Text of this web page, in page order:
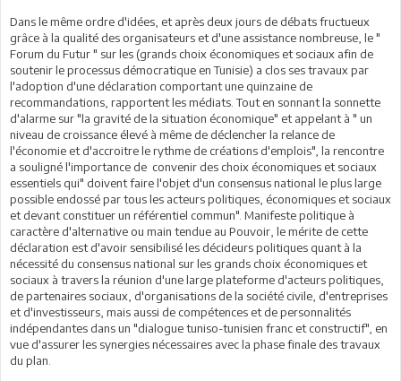
Dans le même ordre d'idées, et après deux jours de débats fructueux
grâce à la qualité des organisateurs et d'une assistance nombreuse, le "
Forum du Futur " sur les (grands choix économiques et sociaux afin de
soutenir le processus démocratique en Tunisie) a clos ses travaux par
l'adoption d'une déclaration comportant une quinzaine de
recommandations, rapportent les médiats. Tout en sonnant la sonnette
d'alarme sur "la gravité de la situation économique" et appelant à " un
niveau de croissance élevé à même de déclencher la relance de
l'économie et d'accroitre le rythme de créations d'emplois", la rencontre
a souligné l'importance de convenir des choix économiques et sociaux
essentiels qui" doivent faire l'objet d'un consensus national le plus large
possible endossé par tous les acteurs politiques, économiques et sociaux
et devant constituer un référentiel commun". Manifeste politique à
caractère d'alternative ou main tendue au Pouvoir, le mérite de cette
déclaration est d'avoir sensibilisé les décideurs politiques quant à la
nécessité du consensus national sur les grands choix économiques et
sociaux à travers la réunion d'une large plateforme d'acteurs politiques,
de partenaires sociaux, d'organisations de la société civile, d'entreprises
et d'investisseurs, mais aussi de compétences et de personnalités
indépendantes dans un "dialogue tuniso-tunisien franc et constructif", en
vue d'assurer les synergies nécessaires avec la phase finale des travaux
du plan.